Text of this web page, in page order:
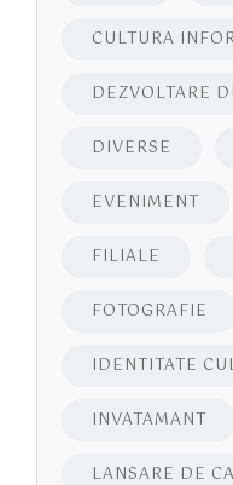
CULTURA
DEZVOLTARE
DIVERSE
EVENIMENT
FILIALE
FOTOGRAFIE
IDENTITATE
INVATAMANT
LANSARE DE